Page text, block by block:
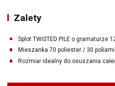
Zalety
Splot TWISTED PILE o gramaturze
Mieszanka 70 poliester / 30
Rozmiar idealny do osuszania